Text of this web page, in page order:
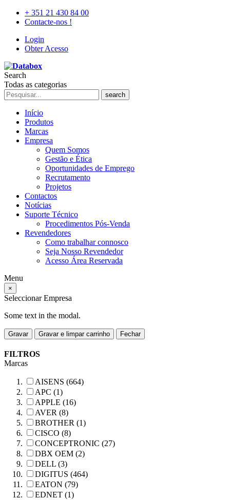
+ 351 21 430 84 00
Contacte-nos !
Login
Obter Acesso
Search
Todas as categorias
search
Início
Produtos
Marcas
Empresa
Quem Somos
Gestão e Ética
Oportunidades de Emprego
Recrutamento
Projetos
Contactos
Notícias
Suporte Técnico
Procedimentos Pós-Venda
Revendedores
Como trabalhar connosco
Seja Nosso Revendedor
Acesso Área Reservada
Menu
×
Seleccionar Empresa
Some text in the modal.
Gravar Gravar e limpar carrinho Fechar
FILTROS
Marcas
AISENS (664)
APC (1)
APPLE (16)
AVER (8)
BROTHER (1)
CISCO (8)
CONCEPTRONIC (27)
DBX OEM (2)
DELL (3)
DIGITUS (464)
EATON (79)
EDNET (1)